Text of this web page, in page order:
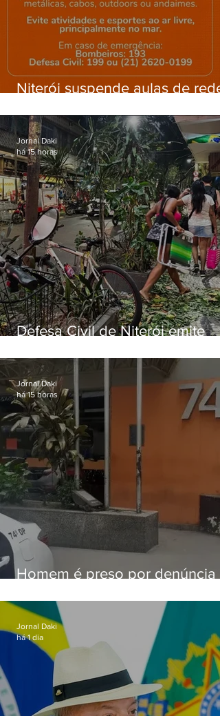
Niterói suspende aulas de rede
ventos fortes nesta sexta (7)
Defesa Civil de Niterói emite
sexta-feira (07)
Jornal Daki
há 15 horas
Homem é preso por denúncia
Alcântara
Jornal Daki
há 15 horas
Jornal Daki
há 1 dia